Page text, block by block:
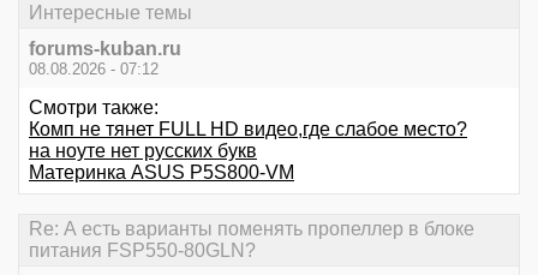
Интересные темы
forums-kuban.ru
08.08.2026 - 07:12
Смотри также:
Комп не тянет FULL HD видео,где слабое место?
на ноуте нет русских букв
Материнка ASUS P5S800-VM
Re: А есть варианты поменять пропеллер в блоке
питания FSP550-80GLN?